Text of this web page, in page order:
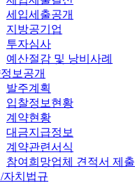
세입세출공개
지방공기업
투자심사
예산절감 및 낭비사례
보공개
발주계획
입찰정보현황
계약현황
대금지급정보
계약관련서식
참여희망업체 견적서 제출
자치법규